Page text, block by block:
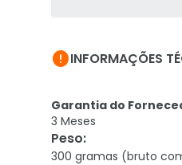
INFORMAÇÕES
Garantia do
3 Meses
Peso:
300 gramas (bruto